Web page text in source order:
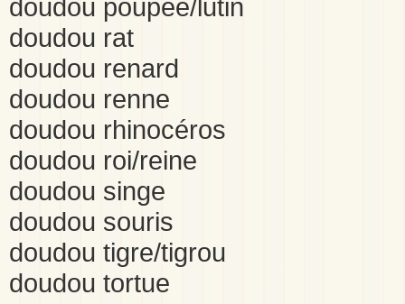
doudou poupée/lutin
doudou rat
doudou renard
doudou renne
doudou rhinocéros
doudou roi/reine
doudou singe
doudou souris
doudou tigre/tigrou
doudou tortue